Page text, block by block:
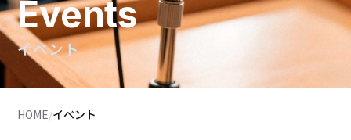
Events
イベント
HOME/イベント